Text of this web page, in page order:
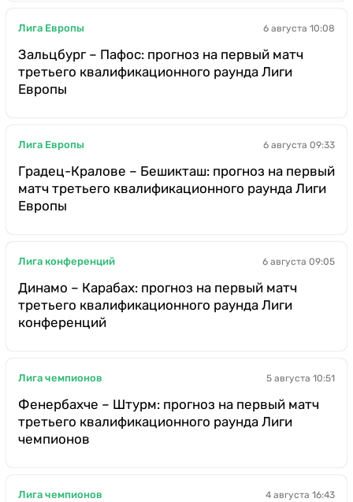
Лига Европы 6 августа 10:08
Зальцбург – Пафос: прогноз на первый матч
третьего квалификационного раунда Лиги
Европы
Лига Европы 6 августа 09:33
Градец-Кралове – Бешикташ: прогноз на первый
матч третьего квалификационного раунда Лиги
Европы
Лига конференций 6 августа 09:05
Динамо – Карабах: прогноз на первый матч
третьего квалификационного раунда Лиги
конференций
Лига чемпионов 5 августа 10:51
Фенербахче – Штурм: прогноз на первый матч
третьего квалификационного раунда Лиги
чемпионов
Лига чемпионов 4 августа 16:43